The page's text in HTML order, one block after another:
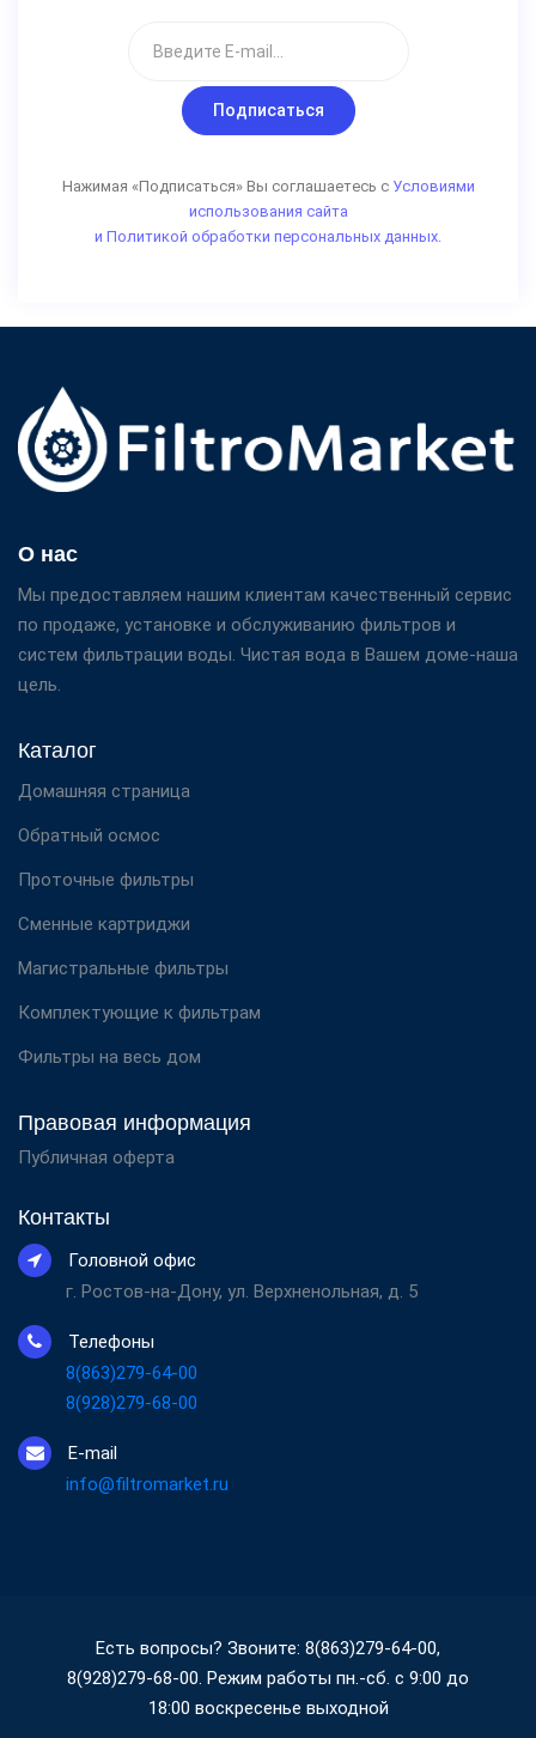
Подписаться
Нажимая «Подписаться» Вы соглашаетесь с Условиями
использования сайта
и Политикой обработки персональных данных.
О нас
Мы предоставляем нашим клиентам качественный сервис
по продаже, установке и обслуживанию фильтров и
систем фильтрации воды. Чистая вода в Вашем доме-наша
цель.
Каталог
Домашняя страница
Обратный осмос
Проточные фильтры
Сменные картриджи
Магистральные фильтры
Комплектующие к фильтрам
Фильтры на весь дом
Правовая информация
Публичная оферта
Контакты
Головной офис
г. Ростов-на-Дону, ул. Верхненольная, д. 5
Телефоны
8(863)279-64-00
8(928)279-68-00
E-mail
info@filtromarket.ru
Есть вопросы? Звоните: 8(863)279-64-00,
8(928)279-68-00. Режим работы пн.-сб. с 9:00 до
18:00 воскресенье выходной